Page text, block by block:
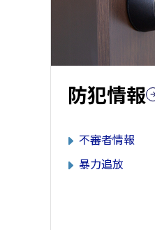
防犯情報
不審者情報
暴力追放